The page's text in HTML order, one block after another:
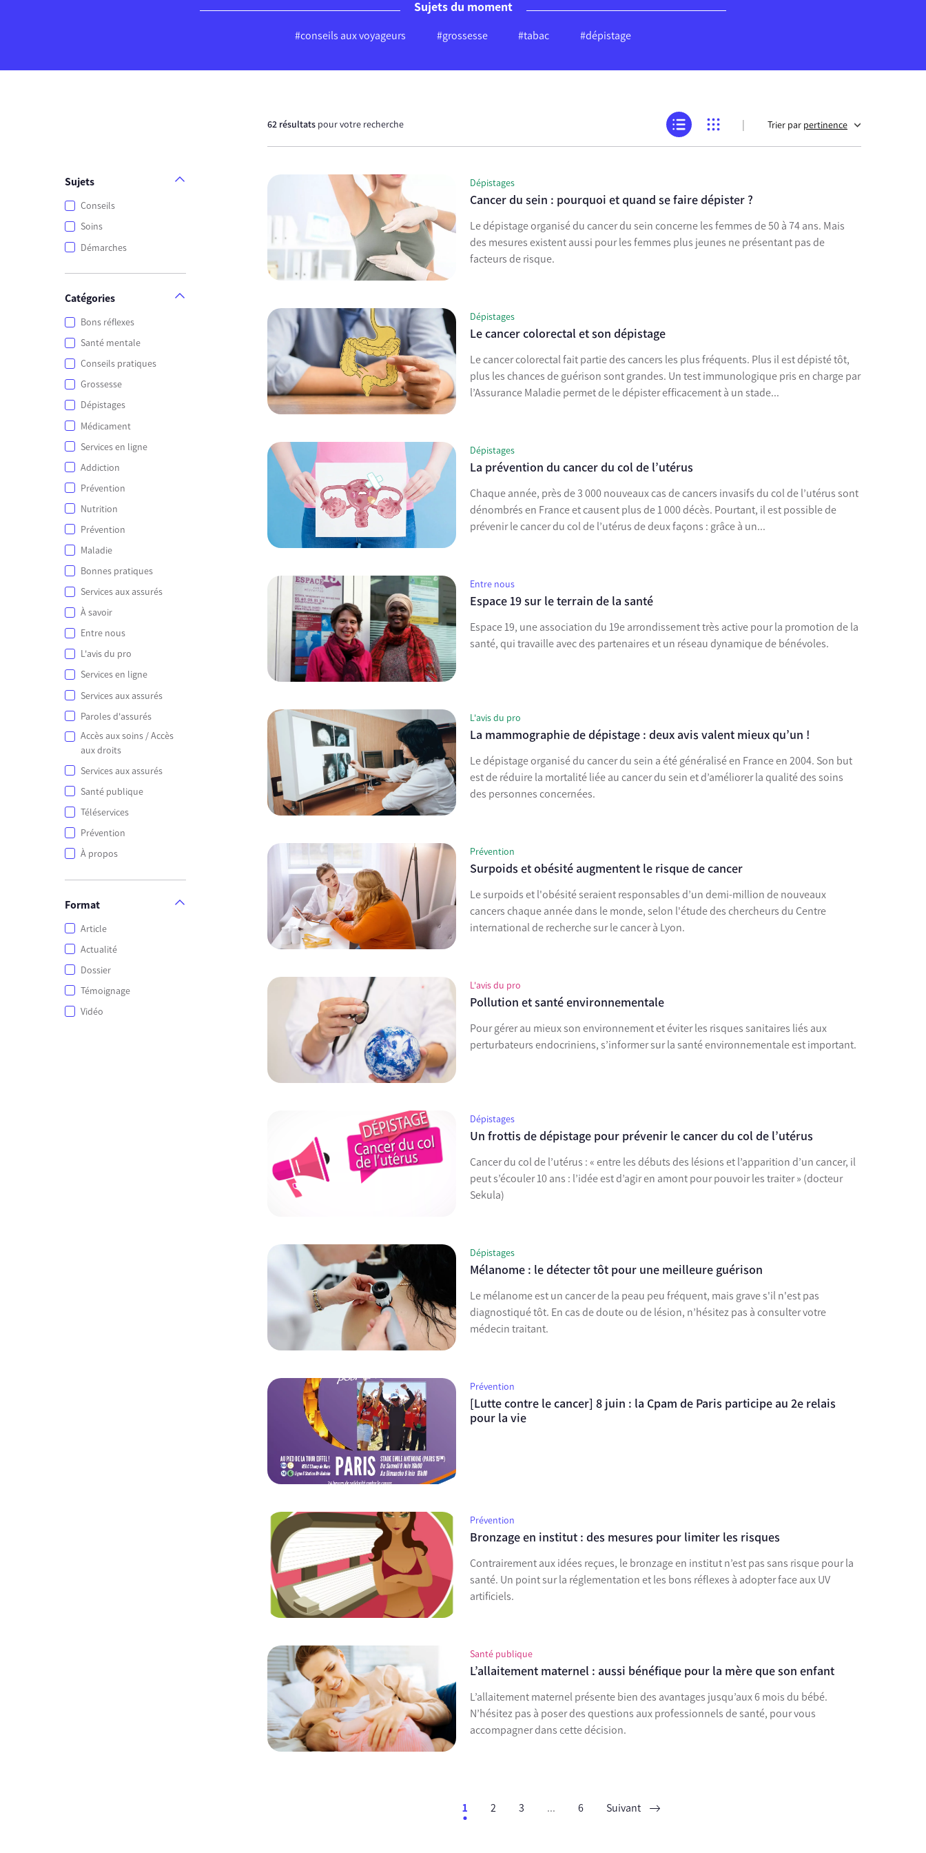
Sujets du moment
#conseils aux voyageurs #grossesse #tabac #dépistage
Sujets
Conseils
Soins
Démarches
Catégories
Bons réflexes
Santé mentale
Conseils pratiques
Grossesse
Dépistages
Médicament
Services en ligne
Addiction
Prévention
Nutrition
Prévention
Maladie
Bonnes pratiques
Services aux assurés
À savoir
Entre nous
L'avis du pro
Services en ligne
Services aux assurés
Paroles d'assurés
Accès aux soins / Accès
aux droits
Services aux assurés
Santé publique
Téléservices
Prévention
À propos
Format
Article
Actualité
Dossier
Témoignage
Vidéo
62 résultats pour votre recherche | Trier par pertinence
Dépistages
Cancer du sein : pourquoi et quand se faire dépister ?
Le dépistage organisé du cancer du sein concerne les femmes de 50 à 74 ans. Mais
des mesures existent aussi pour les femmes plus jeunes ne présentant pas de
facteurs de risque.
Dépistages
Le cancer colorectal et son dépistage
Le cancer colorectal fait partie des cancers les plus fréquents. Plus il est dépisté tôt,
plus les chances de guérison sont grandes. Un test immunologique pris en charge par
l’Assurance Maladie permet de le dépister efficacement à un stade...
Dépistages
La prévention du cancer du col de l’utérus
Chaque année, près de 3 000 nouveaux cas de cancers invasifs du col de l’utérus sont
dénombrés en France et causent plus de 1 000 décès. Pourtant, il est possible de
prévenir le cancer du col de l’utérus de deux façons : grâce à un...
Entre nous
Espace 19 sur le terrain de la santé
Espace 19, une association du 19e arrondissement très active pour la promotion de la
santé, qui travaille avec des partenaires et un réseau dynamique de bénévoles.
L'avis du pro
La mammographie de dépistage : deux avis valent mieux qu’un !
Le dépistage organisé du cancer du sein a été généralisé en France en 2004. Son but
est de réduire la mortalité liée au cancer du sein et d’améliorer la qualité des soins
des personnes concernées.
Prévention
Surpoids et obésité augmentent le risque de cancer
Le surpoids et l'obésité seraient responsables d’un demi-million de nouveaux
cancers chaque année dans le monde, selon l'étude des chercheurs du Centre
international de recherche sur le cancer à Lyon.
L'avis du pro
Pollution et santé environnementale
Pour gérer au mieux son environnement et éviter les risques sanitaires liés aux
perturbateurs endocriniens, s’informer sur la santé environnementale est important.
Dépistages
Un frottis de dépistage pour prévenir le cancer du col de l’utérus
Cancer du col de l’utérus : « entre les débuts des lésions et l’apparition d’un cancer, il
peut s’écouler 10 ans : l’idée est d’agir en amont pour pouvoir les traiter » (docteur
Sekula)
Dépistages
Mélanome : le détecter tôt pour une meilleure guérison
Le mélanome est un cancer de la peau peu fréquent, mais grave s'il n'est pas
diagnostiqué tôt. En cas de doute ou de lésion, n’hésitez pas à consulter votre
médecin traitant.
Prévention
[Lutte contre le cancer] 8 juin : la Cpam de Paris participe au 2e relais
pour la vie
Prévention
Bronzage en institut : des mesures pour limiter les risques
Contrairement aux idées reçues, le bronzage en institut n’est pas sans risque pour la
santé. Un point sur la réglementation et les bons réflexes à adopter face aux UV
artificiels.
Santé publique
L’allaitement maternel : aussi bénéfique pour la mère que son enfant
L’allaitement maternel présente bien des avantages jusqu’aux 6 mois du bébé.
N’hésitez pas à poser des questions aux professionnels de santé, pour vous
accompagner dans cette décision.
1 2 3 ... 6 Suivant